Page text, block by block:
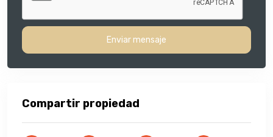
Enviar mensaje
Compartir propiedad